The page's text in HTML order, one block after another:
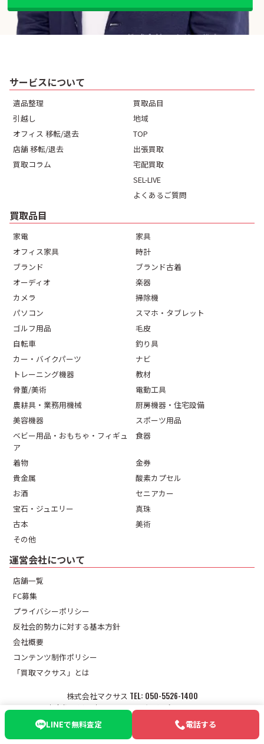
電話する
LINEで無料査定
サービスについて
遺品整理
引越し
オフィス 移転/退去
店舗 移転/退去
買取コラム
買取品目
地域
TOP
出張買取
宅配買取
SEL-LIVE
よくあるご質問
買取品目
家電
家具
オフィス家具
時計
ブランド
ブランド古着
オーディオ
楽器
カメラ
掃除機
パソコン
スマホ・タブレット
ゴルフ用品
毛皮
自転車
釣り具
カー・バイクパーツ
ナビ
トレーニング機器
教材
骨董/美術
電動工具
農耕具・業務用機械
厨房機器・住宅設備
美容機器
スポーツ用品
ベビー用品・おもちゃ・フィギュ
ア
食器
着物
金券
貴金属
酸素カプセル
お酒
セニアカー
宝石・ジュエリー
真珠
古本
美術
その他
運営会社について
店舗一覧
FC募集
プライバシーポリシー
反社会的勢力に対する基本方針
会社概要
コンテンツ制作ポリシー
「買取マクサス」とは
株式会社マクサス
050-5526-1400
東京都品川区東五反田1-9-2ダイヤパレス五反田1F
【東京都公安委員会 第302151307220号】
© 買取マクサス